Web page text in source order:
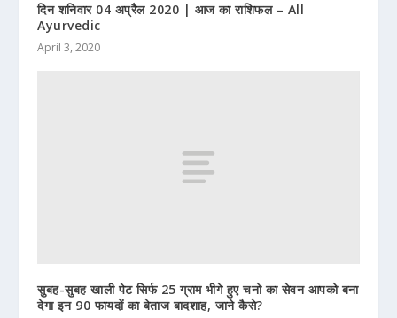
दिन शनिवार 04 अप्रैल 2020 | आज का राशिफल – All
Ayurvedic
April 3, 2020
सुबह-सुबह खाली पेट सिर्फ 25 ग्राम भीगे हुए चनो का सेवन आपको बना
देगा इन 90 फायदों का बेताज बादशाह, जाने कैसे?